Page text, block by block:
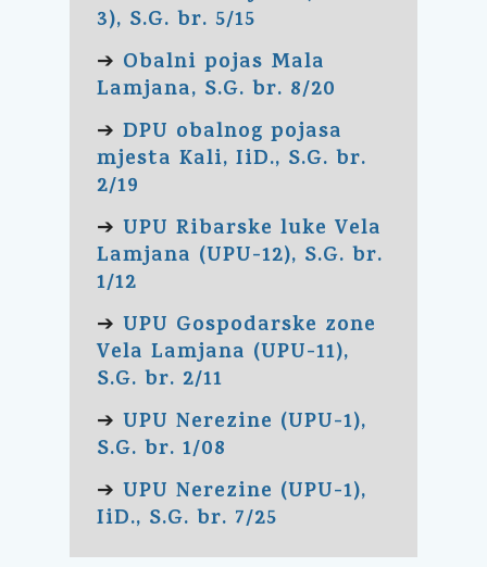
3), S.G. br. 5/15
➔ Obalni pojas Mala
Lamjana, S.G. br. 8/20
➔ DPU obalnog pojasa
mjesta Kali, IiD., S.G. br.
2/19
➔ UPU Ribarske luke Vela
Lamjana (UPU-12), S.G. br.
1/12
➔ UPU Gospodarske zone
Vela Lamjana (UPU-11),
S.G. br. 2/11
➔ UPU Nerezine (UPU-1),
S.G. br. 1/08
➔ UPU Nerezine (UPU-1),
IiD., S.G. br. 7/25